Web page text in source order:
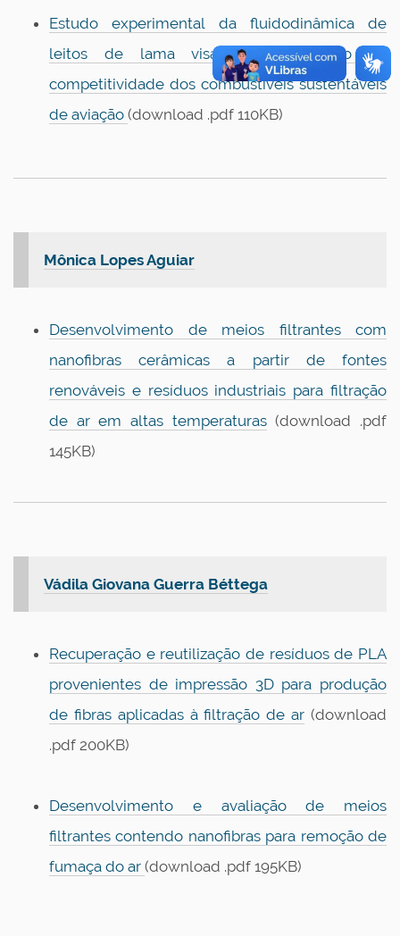
Estudo experimental da fluidodinâmica de
leitos de lama visando o aumento da
competitividade dos combustíveis sustentáveis
de aviação (download .pdf 110KB)
Mônica Lopes Aguiar
Desenvolvimento de meios filtrantes com
nanofibras cerâmicas a partir de fontes
renováveis e resíduos industriais para filtração
de ar em altas temperaturas(download .pdf
145KB)
Vádila Giovana Guerra Béttega
Recuperação e reutilização de resíduos de PLA
provenientes de impressão 3D para produção
de fibras aplicadas à filtração de ar (download
.pdf 200KB)
Desenvolvimento e avaliação de meios
filtrantes contendo nanofibras para remoção de
fumaça do ar (download .pdf 195KB)